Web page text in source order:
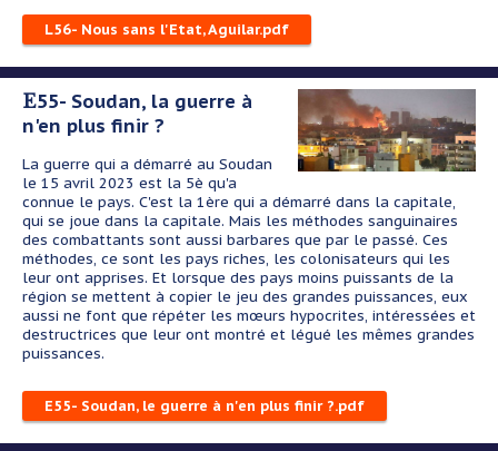
L56- Nous sans l'Etat, Aguilar.pdf
E55- Soudan, la guerre à
n'en plus finir ?
La guerre qui a démarré au Soudan
le 15 avril 2023 est la 5è qu'a
connue le pays. C'est la 1ère qui a démarré dans la capitale,
qui se joue dans la capitale. Mais les méthodes sanguinaires
des combattants sont aussi barbares que par le passé. Ces
méthodes, ce sont les pays riches, les colonisateurs qui les
leur ont apprises. Et lorsque des pays moins puissants de la
région se mettent à copier le jeu des grandes puissances, eux
aussi ne font que répéter les mœurs hypocrites, intéressées et
destructrices que leur ont montré et légué les mêmes grandes
puissances.
E55- Soudan, le guerre à n'en plus finir ?.pdf